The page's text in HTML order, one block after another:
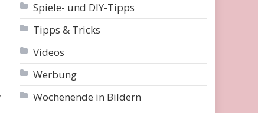
Spiele- und DIY-Tipps
Tipps & Tricks
Videos
Werbung
Wochenende in Bildern